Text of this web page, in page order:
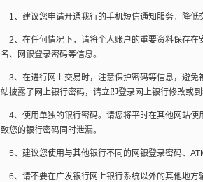
1、建议您申请开通我行的手机短信通知服务，降低
2、在任何情况下，请将个人账户的重要资料保存在
名、网银登录密码等信息。
3、在进行网上交易时，注意保护密码等信息，避免
站披露了网上银行密码，请立即登录网上银行修改或
4、使用单独的银行密码。请您将平时在其他网站使
致您的银行密码同时泄漏。
5、建议您使用与其他银行不同的网银登录密码、
6、请不要在广发银行网上银行系统以外的其他地方